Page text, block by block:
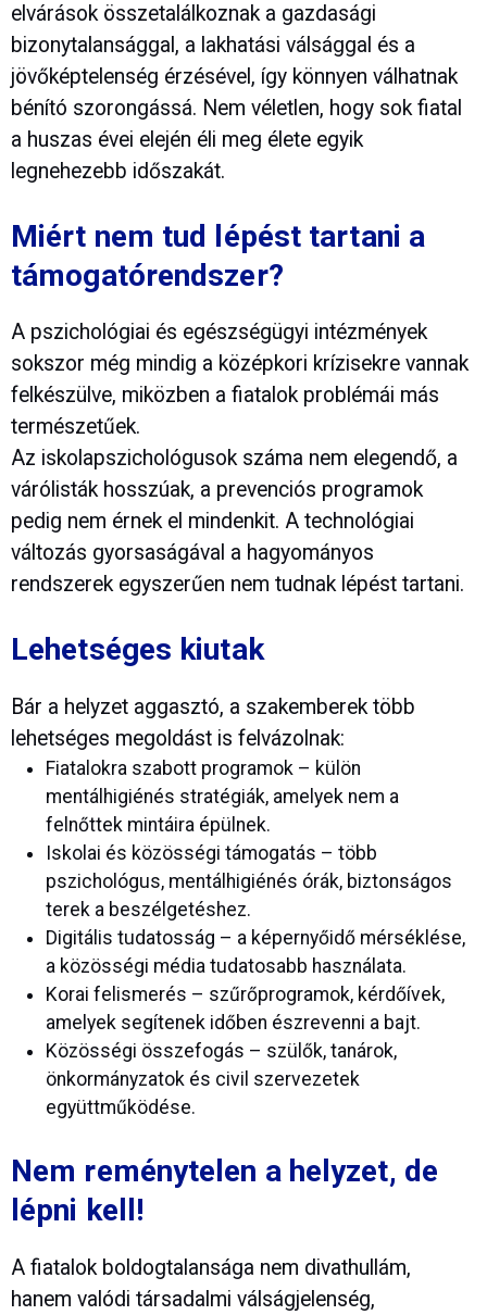
elvárások összetalálkoznak a gazdasági
bizonytalansággal, a lakhatási válsággal és a
jövőképtelenség érzésével, így könnyen válhatnak
bénító szorongássá. Nem véletlen, hogy sok fiatal
a huszas évei elején éli meg élete egyik
legnehezebb időszakát.
Miért nem tud lépést tartani a
támogatórendszer?
A pszichológiai és egészségügyi intézmények
sokszor még mindig a középkori krízisekre vannak
felkészülve, miközben a fiatalok problémái más
természetűek.
Az iskolapszichológusok száma nem elegendő, a
várólisták hosszúak, a prevenciós programok
pedig nem érnek el mindenkit. A technológiai
változás gyorsaságával a hagyományos
rendszerek egyszerűen nem tudnak lépést tartani.
Lehetséges kiutak
Bár a helyzet aggasztó, a szakemberek több
lehetséges megoldást is felvázolnak:
Fiatalokra szabott programok – külön
mentálhigiénés stratégiák, amelyek nem a
felnőttek mintáira épülnek.
Iskolai és közösségi támogatás – több
pszichológus, mentálhigiénés órák, biztonságos
terek a beszélgetéshez.
Digitális tudatosság – a képernyőidő mérséklése,
a közösségi média tudatosabb használata.
Korai felismerés – szűrőprogramok, kérdőívek,
amelyek segítenek időben észrevenni a bajt.
Közösségi összefogás – szülők, tanárok,
önkormányzatok és civil szervezetek
együttműködése.
Nem reménytelen a helyzet, de
lépni kell!
A fiatalok boldogtalansága nem divathullám,
hanem valódi társadalmi válságjelenség,